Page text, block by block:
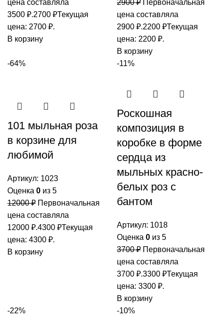
цена составляла
3500 ₽.2700 ₽Текущая
цена: 2700 ₽.
В корзину
2900₽
Первоначальная
цена составляла
2900 ₽.2200 ₽Текущая
цена: 2200 ₽.
В корзину
-64%
101 мыльная роза
в корзине для
любимой
Артикул: 1023
Оценка 0 из 5
12000₽ Первоначальная
цена составляла
12000 ₽.4300 ₽Текущая
цена: 4300 ₽.
В корзину
-11%
Роскошная
композиция в
коробке в форме
сердца из
мыльных красно-
белых роз с
бантом
Артикул: 1018
Оценка 0 из 5
3700₽ Первоначальная
цена составляла
3700 ₽.3300 ₽Текущая
цена: 3300 ₽.
В корзину
-22%
-10%